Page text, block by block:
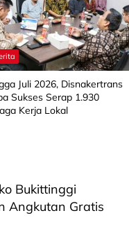
Juli 2026, Disnakertrans
Sukses Serap 1.930
Kerja Lokal
Bukittinggi
Angkutan Gratis